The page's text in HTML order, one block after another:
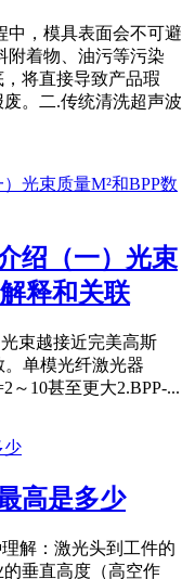
中，模具表面会不可避
附着物、油污等污染
将直接导致产品瑕
。二.传统清洗超声波
绍（一）光束
释和关联
束越接近完美高斯
。单模光纤激光器
～10甚至更大2.BPP-...
高是多少
解：激光头到工件的
垂直高度（高空作